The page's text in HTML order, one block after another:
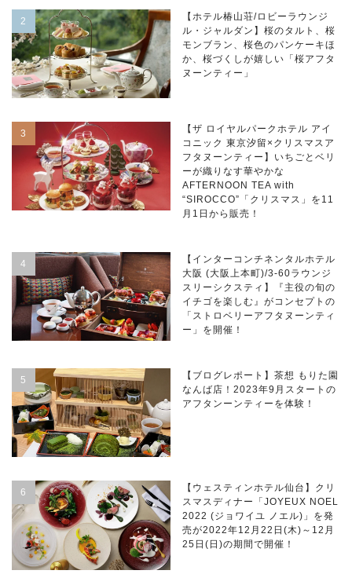
【ホテル椿山荘/ロビーラウンジ
ル・ジャルダン】桜のタルト、桜
モンブラン、桜色のパンケーキほ
か、桜づくしが嬉しい「桜アフタ
ヌーンティー」
【ザ ロイヤルパークホテル アイ
コニック 東京汐留×クリスマスア
フタヌーンティー】いちごとベリ
ーが織りなす華やかな
AFTERNOON TEA with
“SIROCCO”「クリスマス」を11
月1日から販売！
【インターコンチネンタルホテル
大阪 (大阪上本町)/3-60ラウンジ
スリーシクスティ】『主役の旬の
イチゴを楽しむ』がコンセプトの
「ストロベリーアフタヌーンティ
ー」を開催！
【ブログレポート】茶想 もりた園
なんば店！2023年9月スタートの
アフタンーンティーを体験！
【ウェスティンホテル仙台】クリ
スマスディナー「JOYEUX NOEL
2022 (ジョワイユ ノエル)」を発
売が2022年12月22日(木)～12月
25日(日)の期間で開催！